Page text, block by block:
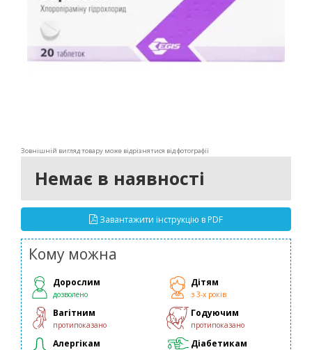
Зовнішній вигляд товару може відрізнятися від фотографії
Немає в наявності
Завантажити інструкцію в PDF
Кому можна
Дорослим
дозволено
Дітям
з 3-х років
Вагітним
протипоказано
Годуючим
протипоказано
Алергікам Діабетикам